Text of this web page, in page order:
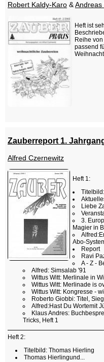
Robert Kaldy-Karo &Andreas
Heft ist
Reihe
passend
Zauberreport 1.
Alfred Czernewitz
Heft 1:
Liebe
3.
Magier in
Abo-
Report
Ravi
A - Z -
Alfred: Simsalab '91
Wittus Witt: Merlinale in
Wittus Witt: Merlinade is
Wittus Witt: Kongresse -
Roberto Giobbi: Titel,
Alfred:Hast Du Wortemit
Klaus Andres:
Tricks, Heft 1
Heft 2:
Titelbild: Thomas Hierling
Thomas Hierlingund...